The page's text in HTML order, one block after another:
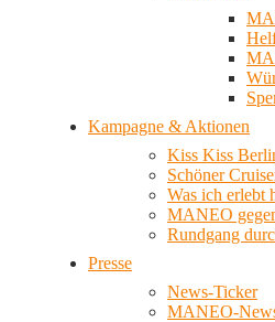
Kampagne & Aktionen
Kiss Kiss
Schöner
Was ich erlebt
MANEO
Rundgang
Presse
News-Ticker
MANEO-